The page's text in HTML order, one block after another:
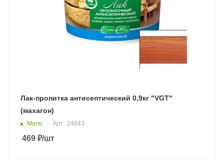
Лак-пропитка антисептический 0,9кг "VGT"
(махагон)
Мало Арт.: 24843
469 ₽/шт